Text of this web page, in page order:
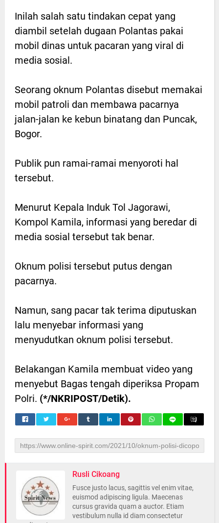
Inilah salah satu tindakan cepat yang
diambil setelah dugaan Polantas pakai
mobil dinas untuk pacaran yang viral di
media sosial.
Seorang oknum Polantas disebut memakai
mobil patroli dan membawa pacarnya
jalan-jalan ke kebun binatang dan Puncak,
Bogor.
Publik pun ramai-ramai menyoroti hal
tersebut.
Menurut Kepala Induk Tol Jagorawi,
Kompol Kamila, informasi yang beredar di
media sosial tersebut tak benar.
Oknum polisi tersebut putus dengan
pacarnya.
Namun, sang pacar tak terima diputuskan
lalu menyebar informasi yang
menyudutkan oknum polisi tersebut.
Belakangan Kamila membuat video yang
menyebut Bagas tengah diperiksa Propam
Polri. (*/NKRIPOST/Detik).
Rusli Cikoang
Fusce justo lacus, sagittis vel enim vitae,
euismod adipiscing ligula. Maecenas
cursus gravida quam a auctor. Etiam
vestibulum nulla id diam consectetur